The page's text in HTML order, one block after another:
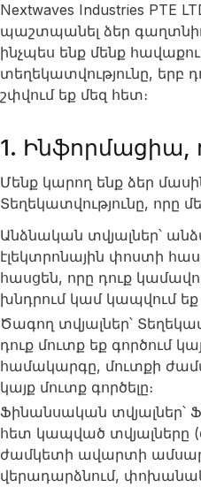
Nextwaves Industries PTE
պաշտպանել ձեր
ինչպես ենք մենք
տեղեկատվությունը, երբ
շփվում եք մեզ հետ։
1. Ինֆորմացիա,
Մենք կարող ենք ձեր
Տեղեկատվությունը, որը
Անձնական տվյալներ՝
էլեկտրոնային փոստի
հասցեն, որը դուք
խնդրում կամ կապվում եք
Ծագող տվյալներ՝
դուք մուտք եք գործում
համակարգը, մուտքի
կայք մուտք գործելը։
Ֆինանսական տվյալներ՝
հետ կապված տվյալները
ժամկետի ավարտի
վերադարձնում,